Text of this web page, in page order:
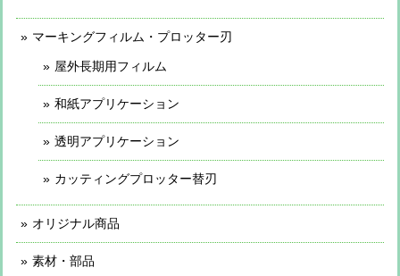
マーキングフィルム・プロッター刃
屋外長期用フィルム
和紙アプリケーション
透明アプリケーション
カッティングプロッター替刃
オリジナル商品
素材・部品